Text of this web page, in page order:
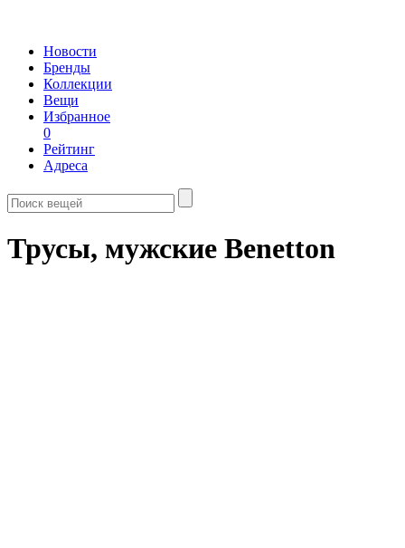
Новости
Бренды
Коллекции
Вещи
Избранное
0
Рейтинг
Адреса
Трусы, мужские Benetton